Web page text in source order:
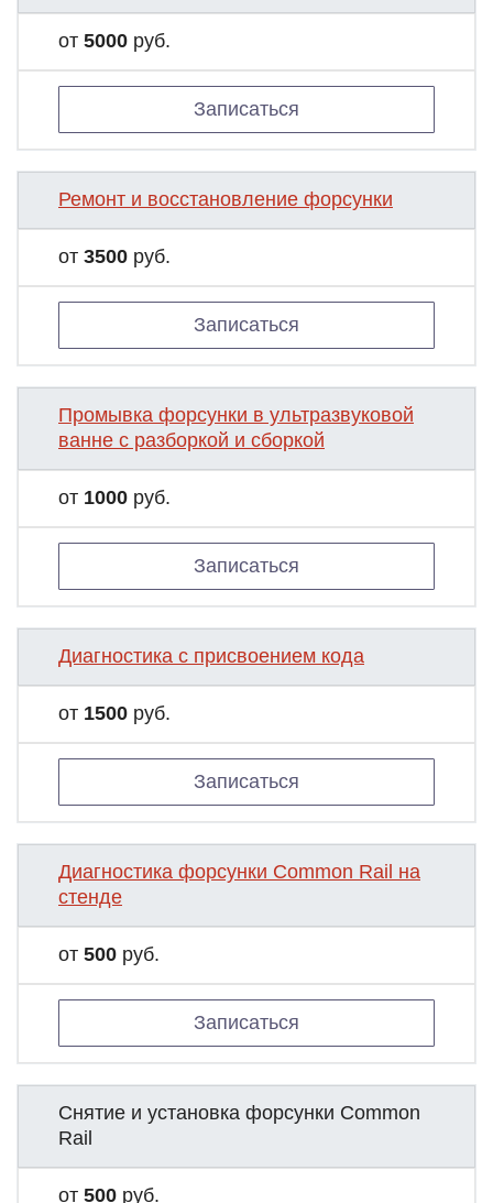
от 5000 руб.
Записаться
Ремонт и восстановление форсунки
от 3500 руб.
Записаться
Промывка форсунки в ультразвуковой
ванне с разборкой и сборкой
от 1000 руб.
Записаться
Диагностика с присвоением кода
от 1500 руб.
Записаться
Диагностика форсунки Common Rail на
стенде
от 500 руб.
Записаться
Снятие и установка форсунки Common
Rail
от 500 руб.